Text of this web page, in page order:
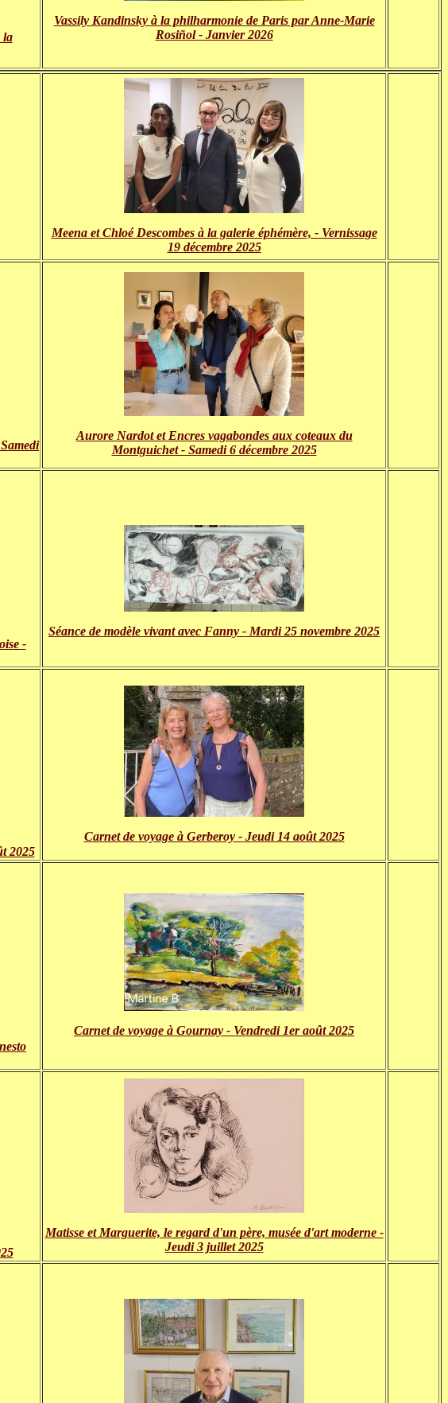
la
Vassily Kandinsky à la philharmonie de Paris par Anne-Marie
Rosiñol - Janvier 2026
Meena et Chloé Descombes à la galerie éphémère, - Vernissage
19 décembre 2025
Aurore Nardot et Encres vagabondes aux coteaux du
Montguichet - Samedi 6 décembre 2025
-
Séance de modèle vivant avec Fanny - Mardi 25 novembre 2025
2025
Carnet de voyage à Gerberoy - Jeudi 14 août 2025
Carnet de voyage à Gournay - Vendredi 1er août 2025
Matisse et Marguerite, le regard d'un père, musée d'art moderne -
Jeudi 3 juillet 2025